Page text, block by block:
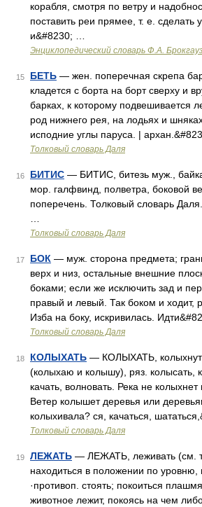
корабля, смотря по ветру и
поставить реи прямее, т. е. сделать
и&#8230; …
Энциклопедический словарь Ф.А.
15 БЕТЬ — жен. поперечная скрепа
кладется с борта на борт сверху и
барках, к которому подвешивается
род нижнего рея, на лодьях и
исподние углы паруса. |
Толковый словарь Даля
16 БИТИС — БИТИС, битезь муж.,
мор. галфвинд, полветра, боковой
поперечень. Толковый словарь
Толковый словарь Даля
17 БОК — муж. сторона предмета;
верх и низ, остальные внешние
боками; если же исключить зад и
правый и левый. Так боком и ходит,
Изба на боку, искривилась.
Толковый словарь Даля
18 КОЛЫХАТЬ — КОЛЫХАТЬ,
(колыхаю и колышу), ряз. колысать,
качать, волновать. Река не
Ветер колышет деревья или
колыхивала? ся, качаться,
Толковый словарь Даля
19 ЛЕЖАТЬ — ЛЕЖАТЬ, леживать (см.
находиться в положении по уровню,
·противоп. стоять; покоиться
животное лежит, покоясь на чем